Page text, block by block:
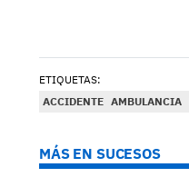
ETIQUETAS:
ACCIDENTE AMBULANCIA
MÁS EN SUCESOS